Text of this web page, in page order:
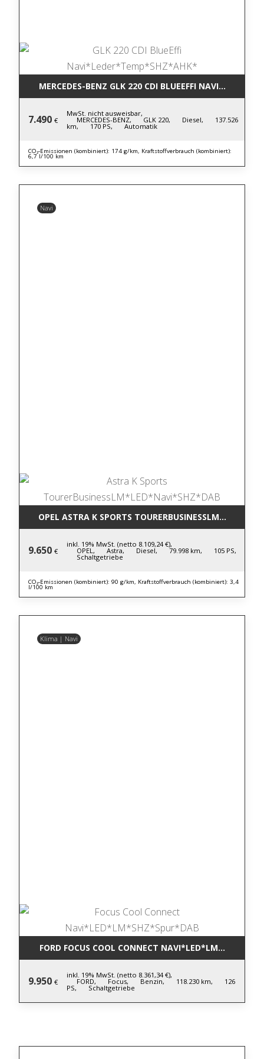
MERCEDES-BENZ GLK 220 CDI
7.490 €
MwSt. nicht ausweisbar,
MERCEDES-BENZ, GLK 220, Diesel, 137.526
km, 170 PS, Automatik
CO₂-Emissionen (kombiniert): 174 g/km, Kraftstoffverbrauch (kombiniert):
6,7 l/100 km
Navi
OPEL ASTRA K SPORTS
9.650 €
inkl. 19% MwSt. (netto 8.109,24 €),
OPEL, Astra, Diesel, 79.998 km, 105 PS,
Schaltgetriebe
CO₂-Emissionen (kombiniert): 90 g/km, Kraftstoffverbrauch (kombiniert): 3,4
l/100 km
Klima | Navi
FORD FOCUS COOL CONNECT
9.950 €
inkl. 19% MwSt. (netto 8.361,34 €),
FORD, Focus, Benzin, 118.230 km, 126
PS, Schaltgetriebe